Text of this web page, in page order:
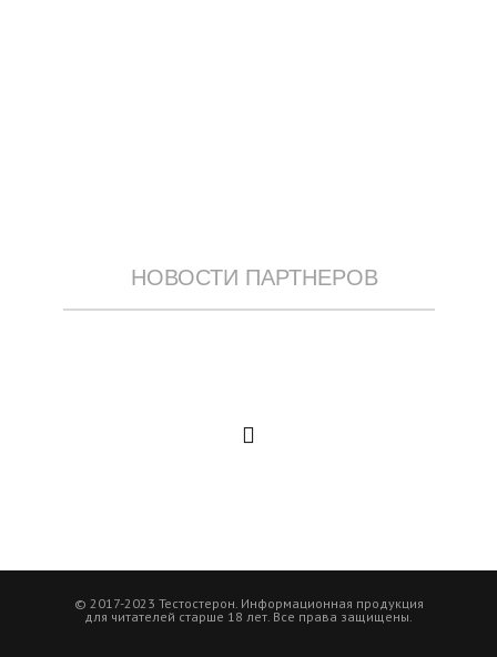
НОВОСТИ ПАРТНЕРОВ
© 2017-2023 Тестостерон. Информационная продукция
для читателей старше 18 лет. Все права защищены.